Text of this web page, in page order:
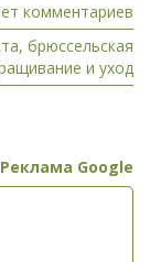
комментариев
, брюссельская
и уход
Реклама Google